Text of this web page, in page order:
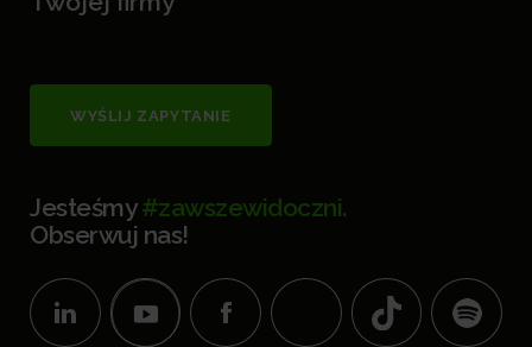
WYŚLIJ ZAPYTANIE
Jesteśmy#zawszewidoczni.
Obserwuj nas!